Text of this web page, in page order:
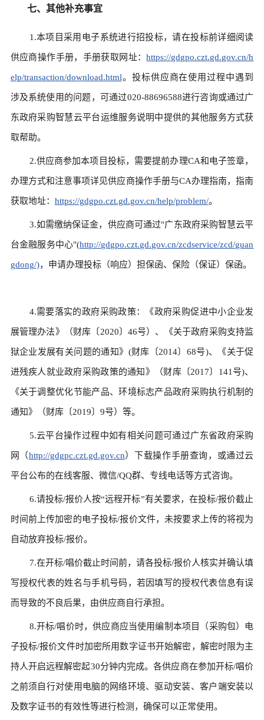
七、其他补充事宜
1.本项目采用电子系统进行招投标，请在投标前详细阅读
供应商操作手册，手册获取网址：https://gdgpo.czt.gd.gov.cn/h
elp/transaction/download.html。投标供应商在使用过程中遇到
涉及系统使用的问题，可通过020-88696588进行咨询或通过广
东政府采购智慧云平台运维服务说明中提供的其他服务方式获
取帮助。
2.供应商参加本项目投标，需要提前办理CA和电子签章，
办理方式和注意事项详见供应商操作手册与CA办理指南，指南
获取地址： https://gdgpo.czt.gd.gov.cn/help/problem/。
3.如需缴纳保证金，供应商可通过"广东政府采购智慧云平
台金融服务中心"(http://gdgpo.czt.gd.gov.cn/zcdservice/zcd/guan
gdong/)，申请办理投标（响应）担保函、保险（保证）保函。
4.需要落实的政府采购政策：《政府采购促进中小企业发
展管理办法》（财库〔2020〕46号）、《关于政府采购支持监
狱企业发展有关问题的通知》(财库〔2014〕68号)、《关于促
进残疾人就业政府采购政策的通知》（财库〔2017〕141号)、
《关于调整优化节能产品、环境标志产品政府采购执行机制的
通知》（财库〔2019〕9号）等。
5.云平台操作过程中如有相关问题可通过广东省政府采购
网（http://gdgpc.czt.gd.gov.cn）下载操作手册查询，或通过云
平台公布的在线客服、微信/QQ群、专线电话等方式咨询。
6.请投标/报价人按“远程开标”有关要求，在投标/报价截止
时间前上传加密的电子投标/报价文件，未按要求上传的将视为
自动放弃投标/报价。
7.在开标/唱价截止时间前，请各投标/报价人核实并确认填
写授权代表的姓名与手机号码，若因填写的授权代表信息有误
而导致的不良后果，由供应商自行承担。
8.开标/唱价时，供应商应当使用编制本项目（采购包）电
子投标/报价文件时加密所用数字证书开始解密，解密时限为主
持人开启远程解密起30分钟内完成。各供应商在参加开标/唱价
之前须自行对使用电脑的网络环境、驱动安装、客户端安装以
及数字证书的有效性等进行检测，确保可以正常使用。